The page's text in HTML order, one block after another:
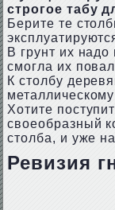
строгое табу
Берите те
В грунт их надо
смогла их
К столбу
Хотите
своеобразный
столба, и уже
Ревизия